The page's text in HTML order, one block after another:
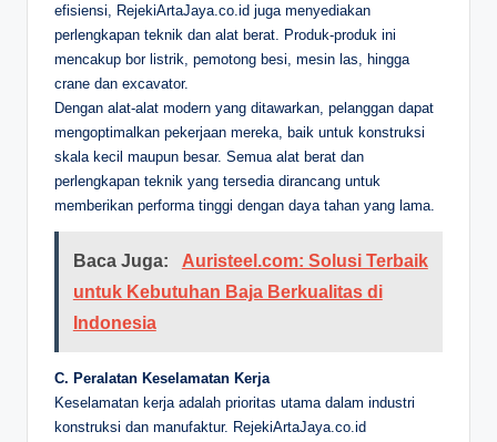
efisiensi, RejekiArtaJaya.co.id juga menyediakan
perlengkapan teknik dan alat berat. Produk-produk ini
mencakup bor listrik, pemotong besi, mesin las, hingga
crane dan excavator.
Dengan alat-alat modern yang ditawarkan, pelanggan dapat
mengoptimalkan pekerjaan mereka, baik untuk konstruksi
skala kecil maupun besar. Semua alat berat dan
perlengkapan teknik yang tersedia dirancang untuk
memberikan performa tinggi dengan daya tahan yang lama.
Baca Juga:
Auristeel.com: Solusi Terbaik
untuk Kebutuhan Baja Berkualitas di
Indonesia
C. Peralatan Keselamatan Kerja
Keselamatan kerja adalah prioritas utama dalam industri
konstruksi dan manufaktur. RejekiArtaJaya.co.id